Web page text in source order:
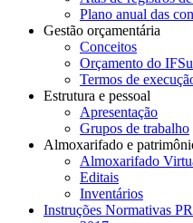
Plano anual das
Gestão orçamentária
Conceitos
Orçamento do
Termos de
Estrutura e pessoal
Apresentação
Grupos de trabalho
Almoxarifado e
Almoxarifado
Editais
Inventários
Instruções Normativas